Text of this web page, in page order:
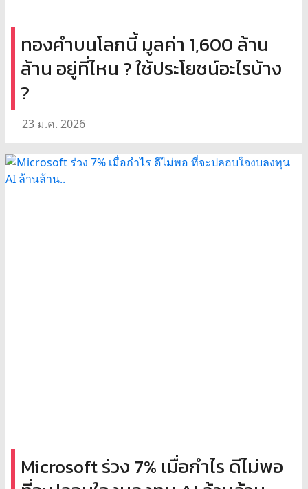
ทองคำบนโลกนี้ มูลค่า 1,600 ล้าน
ล้าน อยู่ที่ไหน ? ใช้ประโยชน์อะไรบ้าง
?
23 ม.ค. 2026
Microsoft ร่วง 7% เมื่อกำไร ดีไม่พอ